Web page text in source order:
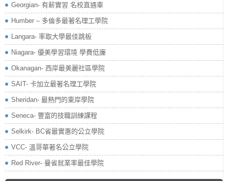
Georgian- 有薪實習 名校直通車
Humber – 多倫多最著名理工學院
Langara- 率取大學最佳跳板
Niagara- 優美學習環境 學費低廉
Okanagan- 西岸最美麗社區學院
SAIT- 卡加立最著名理工學院
Sheridan- 最熱門的東岸學院
Seneca- 豐富的技職訓練課程
Selkirk- BC省最實惠的公立學院
VCC- 溫哥華著名公立學院
Red River- 曼省就業率最佳學院